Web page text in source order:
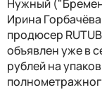
Нужный
Ирина
продюсер
объявлен уже в
рублей на